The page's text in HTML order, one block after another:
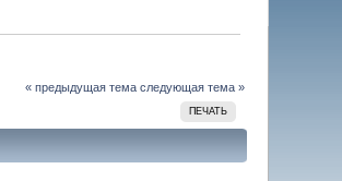
« предыдущая тема следующая тема »
ПЕЧАТЬ